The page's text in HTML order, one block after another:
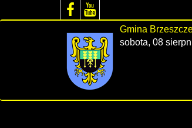
Gmina
sobota, 08